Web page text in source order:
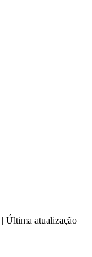
| Última atualização